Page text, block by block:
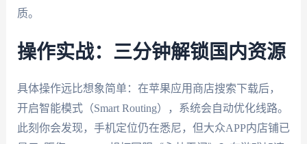
质。
操作实战：三分钟解锁国内资源
具体操作远比想象简单：在苹果应用商店搜索下载后，
开启智能模式（Smart Routing），系统会自动优化线路。
此刻你会发现，手机定位仍在悉尼，但大众APP内店铺已